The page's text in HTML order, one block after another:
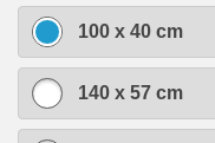
100 x 40 cm
140 x 57 cm